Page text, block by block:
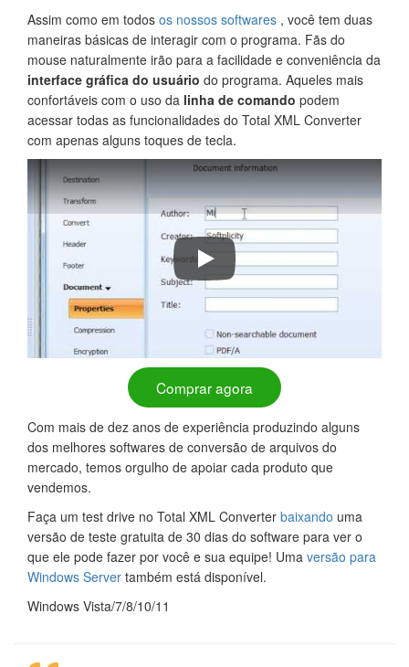
Assim como em todos os nossos softwares , você tem duas
maneiras básicas de interagir com o programa. Fãs do
mouse naturalmente irão para a facilidade e conveniência da
interface gráfica do usuário do programa. Aqueles mais
confortáveis com o uso da linha de comando podem
acessar todas as funcionalidades do Total XML Converter
com apenas alguns toques de tecla.
Total XML Converter Walkthrough
Comprar agora
Com mais de dez anos de experiência produzindo alguns
dos melhores softwares de conversão de arquivos do
mercado, temos orgulho de apoiar cada produto que
vendemos.
Faça um test drive no Total XML Converter baixando uma
versão de teste gratuita de 30 dias do software para ver o
que ele pode fazer por você e sua equipe! Uma versão para
Windows Server também está disponível.
Windows Vista/7/8/10/11